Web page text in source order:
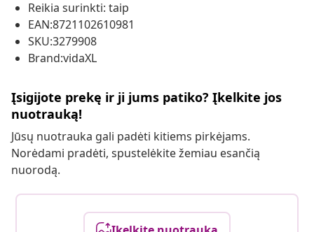
Reikia surinkti: taip
EAN:8721102610981
SKU:3279908
Brand:vidaXL
Įsigijote prekę ir ji jums patiko? Įkelkite jos
nuotrauką!
Jūsų nuotrauka gali padėti kitiems pirkėjams.
Norėdami pradėti, spustelėkite žemiau esančią
nuorodą.